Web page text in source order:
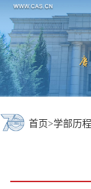
首页>学部历程